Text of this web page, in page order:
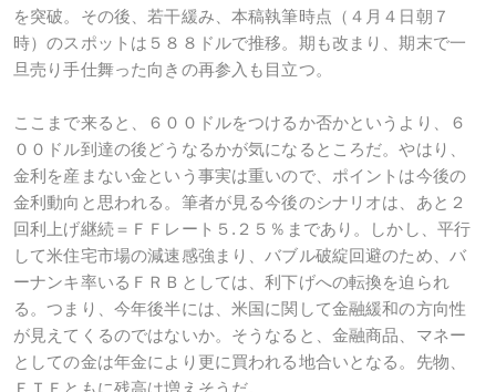
を突破。その後、若干緩み、本稿執筆時点（４月４日朝７
時）のスポットは５８８ドルで推移。期も改まり、期末で一
旦売り手仕舞った向きの再参入も目立つ。
ここまで来ると、６００ドルをつけるか否かというより、６
００ドル到達の後どうなるかが気になるところだ。やはり、
金利を産まない金という事実は重いので、ポイントは今後の
金利動向と思われる。筆者が見る今後のシナリオは、あと２
回利上げ継続＝ＦＦレート５.２５％まであり。しかし、平行
して米住宅市場の減速感強まり、バブル破綻回避のため、バ
ーナンキ率いるＦＲＢとしては、利下げへの転換を迫られ
る。つまり、今年後半には、米国に関して金融緩和の方向性
が見えてくるのではないか。そうなると、金融商品、マネー
としての金は年金により更に買われる地合いとなる。先物、
ＥＴＦともに残高は増えそうだ。